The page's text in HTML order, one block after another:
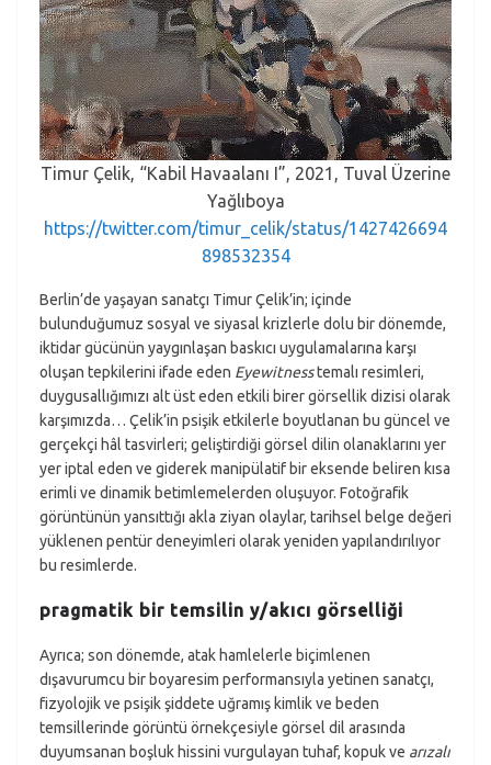
Timur Çelik, “Kabil Havaalanı I”, 2021, Tuval Üzerine
Yağlıboya
https://twitter.com/timur_celik/status/1427426694
898532354
Berlin’de yaşayan sanatçı Timur Çelik’in; içinde
bulunduğumuz sosyal ve siyasal krizlerle dolu bir dönemde,
iktidar gücünün yaygınlaşan baskıcı uygulamalarına karşı
oluşan tepkilerini ifade eden Eyewitnesstemalı resimleri,
duygusallığımızı alt üst eden etkili birer görsellik dizisi olarak
karşımızda… Çelik’in psişik etkilerle boyutlanan bu güncel ve
gerçekçi hâl tasvirleri; geliştirdiği görsel dilin olanaklarını yer
yer iptal eden ve giderek manipülatif bir eksende beliren kısa
erimli ve dinamik betimlemelerden oluşuyor. Fotoğrafik
görüntünün yansıttığı akla ziyan olaylar, tarihsel belge değeri
yüklenen pentür deneyimleri olarak yeniden yapılandırılıyor
bu resimlerde.
pragmatik bir temsilin y/akıcı görselliği
Ayrıca; son dönemde, atak hamlelerle biçimlenen
dışavurumcu bir boyaresim performansıyla yetinen sanatçı,
fizyolojik ve psişik şiddete uğramış kimlik ve beden
temsillerinde görüntü örnekçesiyle görsel dil arasında
duyumsanan boşluk hissini vurgulayan tuhaf, kopuk ve arızalı